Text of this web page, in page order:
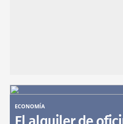
ECONOMÍA